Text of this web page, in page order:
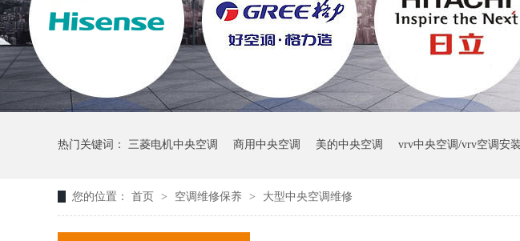
热门关键词： 三菱电机中央空调 商用中央空调 美的中央空调 vrv中央空调/vrv空调安装
您的位置： 首页 > 空调维修保养 > 大型中央空调维修